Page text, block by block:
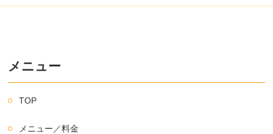
メニュー
TOP
メニュー／料金